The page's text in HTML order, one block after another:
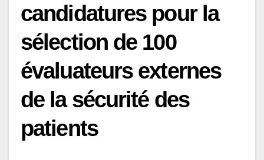
candidatures pour la
sélection de 100
évaluateurs externes
de la sécurité des
patients